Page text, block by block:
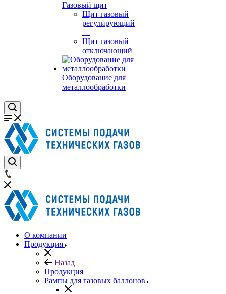
Газовый щит
Щит газовый
регулирующий
—
Щит газовый
отключающий
Оборудование для
металлообработки
О компании
Продукция
Назад
Продукция
Рампы для газовых баллонов